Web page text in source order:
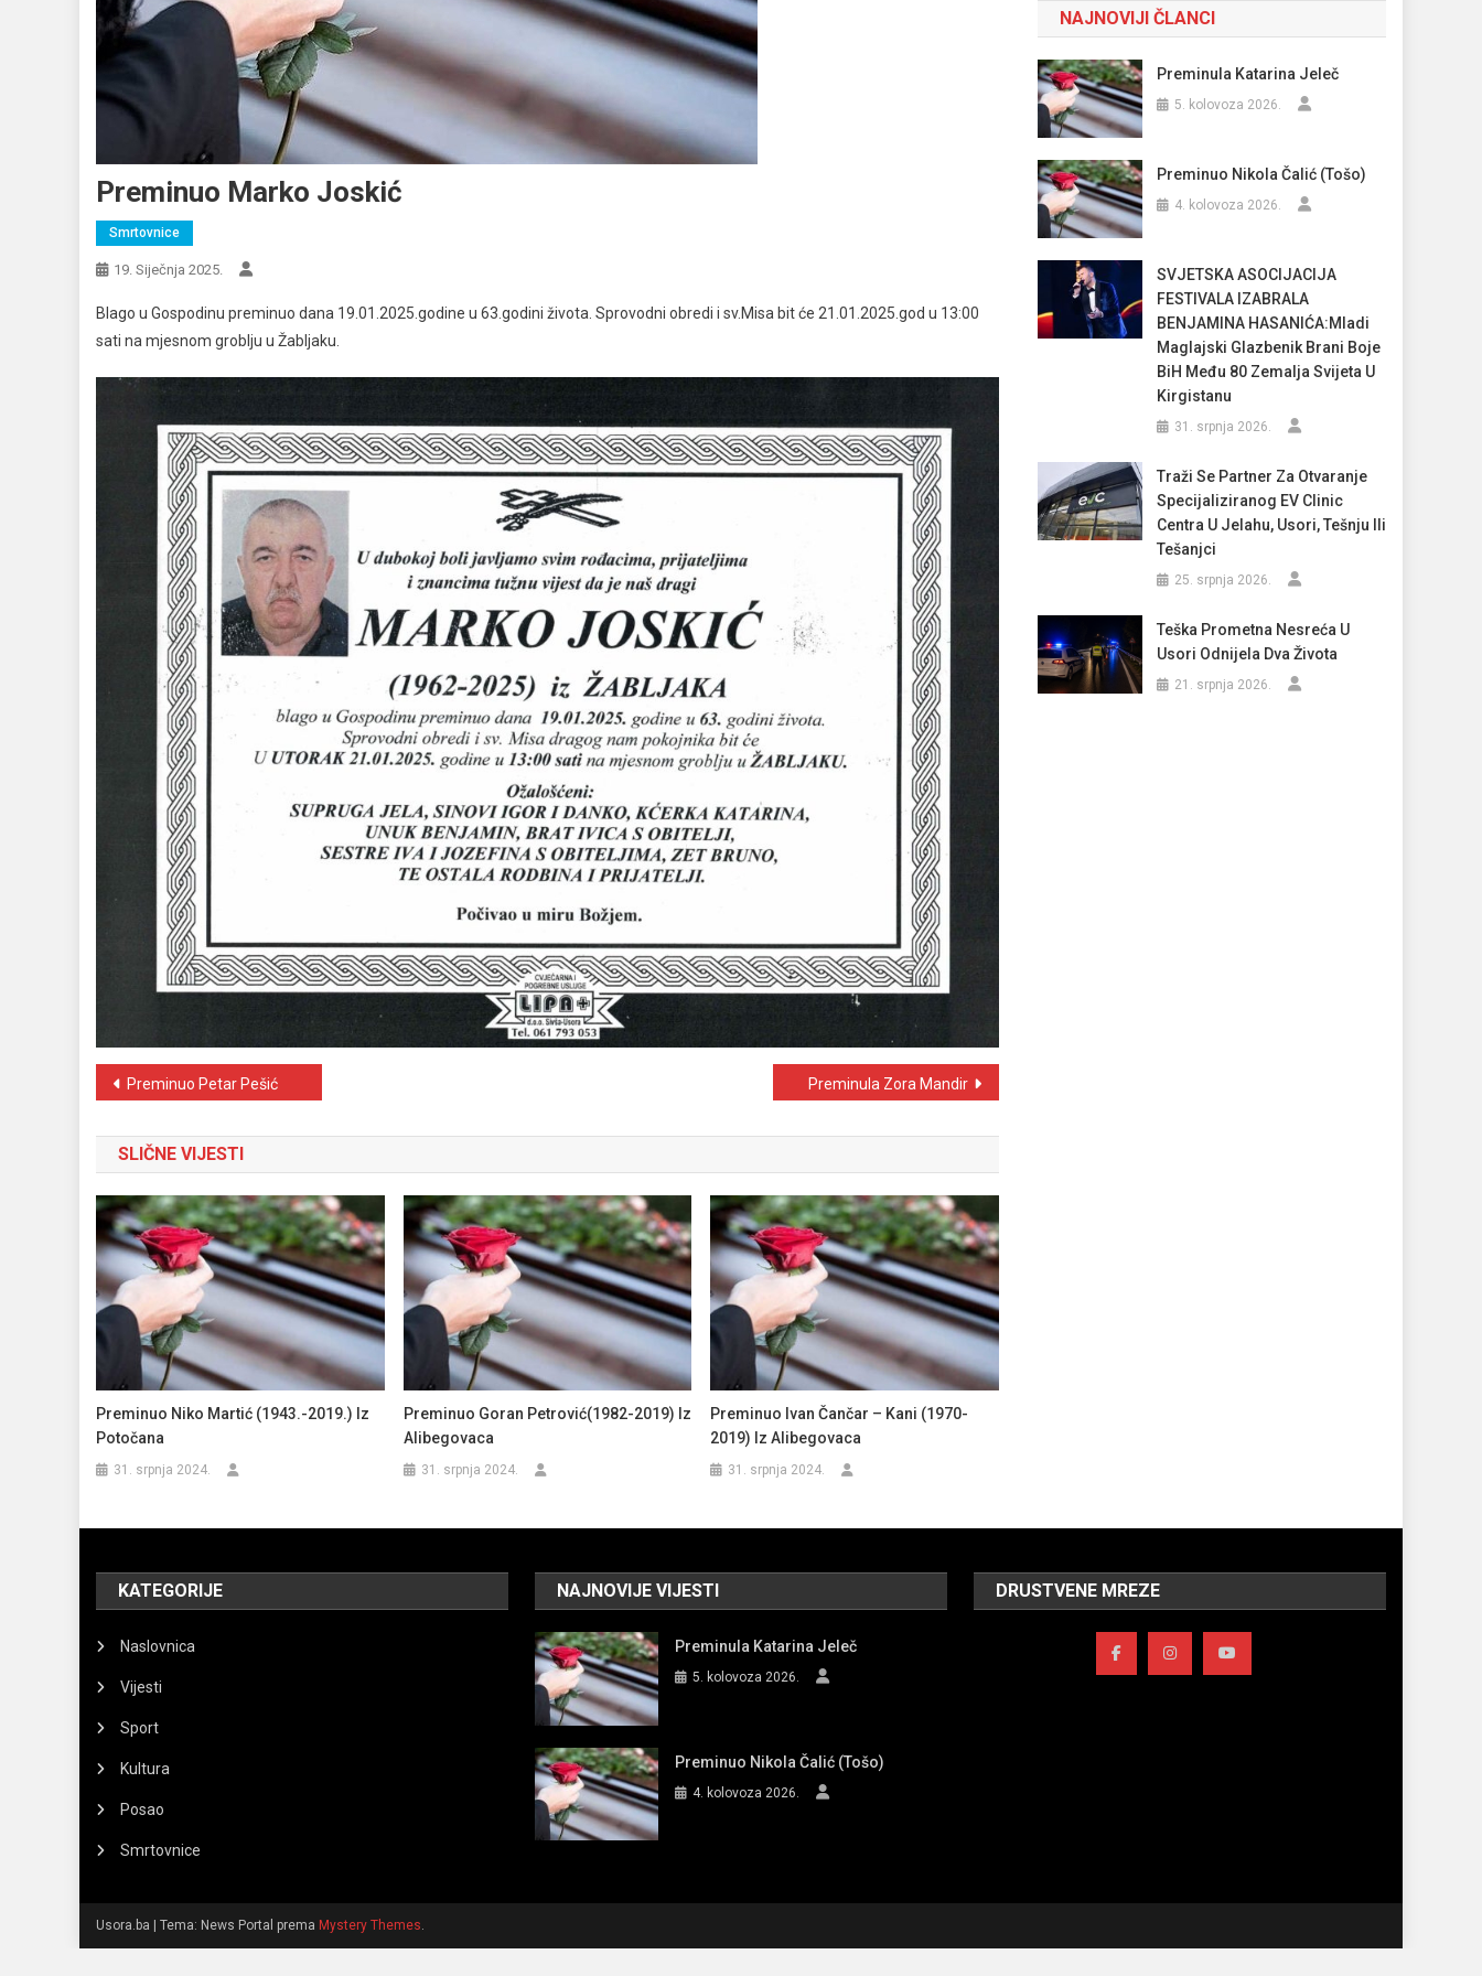
Preminuo Marko Joskić
Smrtovnice
19. Siječnja 2025.
Blago u Gospodinu preminuo dana 19.01.2025.godine u 63.godini života. Sprovodni obredi i sv.Misa bit će 21.01.2025.god u 13:00
sati na mjesnom groblju u Žabljaku.
Navigacija
objava
Preminuo Petar Pešić Preminula Zora Mandir
SLIČNE VIJESTI
Preminuo Niko Martić (1943.-2019.) Iz
Potočana
31. srpnja 2024.
Preminuo Goran Petrović(1982-2019) Iz
Alibegovaca
31. srpnja 2024.
Preminuo Ivan Čančar – Kani (1970-
2019) Iz Alibegovaca
31. srpnja 2024.
NAJNOVIJI ČLANCI
Preminula Katarina Jeleč
5. kolovoza 2026.
Preminuo Nikola Čalić (Tošo)
4. kolovoza 2026.
SVJETSKA ASOCIJACIJA
FESTIVALA IZABRALA
BENJAMINA HASANIĆA:Mladi
Maglajski Glazbenik Brani Boje
BiH Među 80 Zemalja Svijeta U
Kirgistanu
31. srpnja 2026.
Traži Se Partner Za Otvaranje
Specijaliziranog EV Clinic
Centra U Jelahu, Usori, Tešnju Ili
Tešanjci
25. srpnja 2026.
Teška Prometna Nesreća U
Usori Odnijela Dva Života
21. srpnja 2026.
KATEGORIJE
Naslovnica
Vijesti
Sport
Kultura
Posao
Smrtovnice
NAJNOVIJE VIJESTI
Preminula Katarina Jeleč
5. kolovoza 2026.
Preminuo Nikola Čalić (Tošo)
4. kolovoza 2026.
DRUSTVENE MREZE
Usora.ba Tema: News Portal prema Mystery Themes.